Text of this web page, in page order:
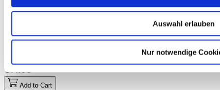
Auswahl erlauben
Nur notwendige
telc Start Deutsch 1, Mock Examination version 2, booklet
€11.00
Add to Cart